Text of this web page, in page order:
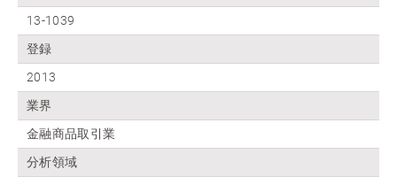
13-1039
登録
2013
業界
金融商品取引業
分析領域